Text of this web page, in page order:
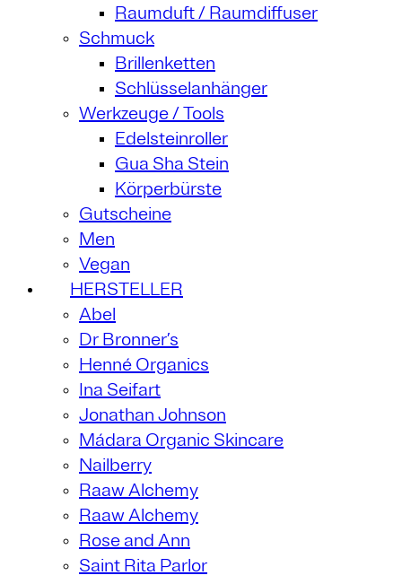
Raumduft / Raumdiffuser
Schmuck
Brillenketten
Schlüsselanhänger
Werkzeuge / Tools
Edelsteinroller
Gua Sha Stein
Körperbürste
Gutscheine
Men
Vegan
HERSTELLER
Abel
Dr Bronner’s
Henné Organics
Ina Seifart
Jonathan Johnson
Mádara Organic Skincare
Nailberry
Raaw Alchemy
Raaw Alchemy
Rose and Ann
Saint Rita Parlor